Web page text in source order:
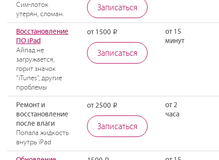
Сим-лоток
утерян, сломан.
Записаться
Восстановление
ПО iPad
Айпад не
загружается,
горит значок
"iTunes", другие
проблемы
от 1500 Р
Записаться
от 15
минут
Ремонт и
восстановление
после влаги
Попала жидкость
внутрь iPad
от 2500 Р
Записаться
от 2
часа